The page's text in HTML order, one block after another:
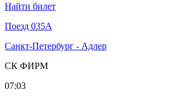
Найти билет
Поезд 035А
Санкт-Петербург - Адлер
СК ФИРМ
07:03